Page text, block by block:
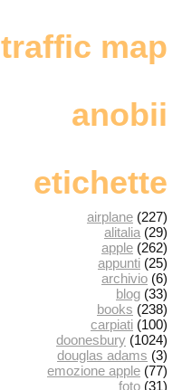
traffic map
anobii
etichette
airplane (227)
alitalia (29)
apple (262)
appunti (25)
archivio (6)
blog (33)
books (238)
carpiati (100)
doonesbury (1024)
douglas adams (3)
emozione apple (77)
foto (31)